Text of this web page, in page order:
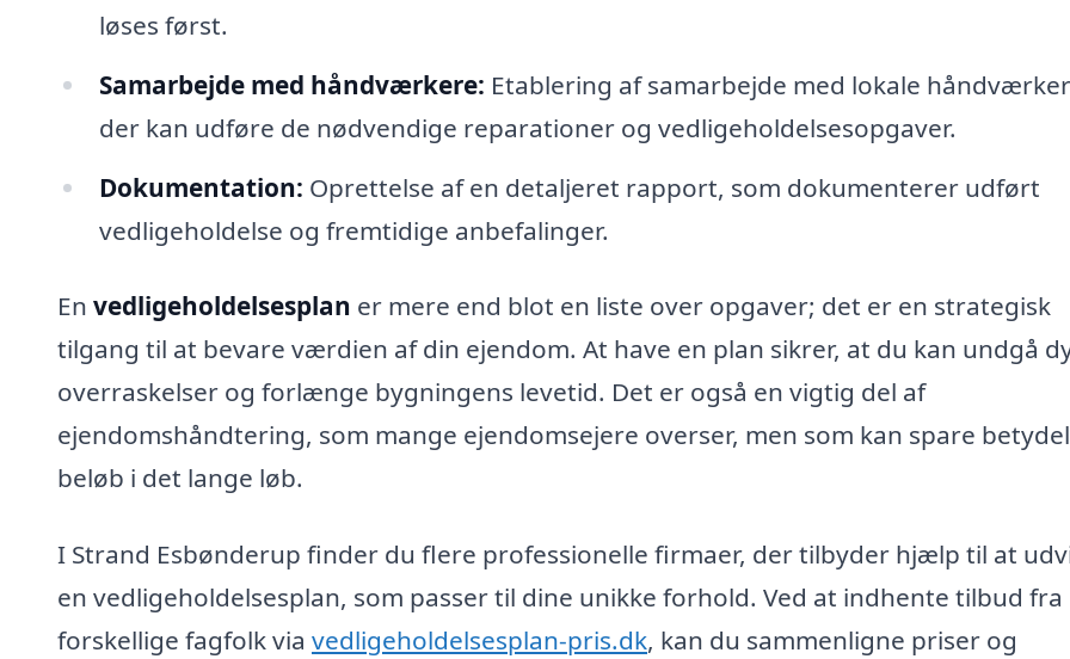
løses først.
Samarbejde med håndværkere: Etablering af samarbejde med lokale
der kan udføre de nødvendige reparationer og vedligeholdelsesopgaver.
Dokumentation: Oprettelse af en detaljeret rapport, som dokumenterer udført
vedligeholdelse og fremtidige anbefalinger.
En vedligeholdelsesplan er mere end blot en liste over opgaver; det er en strategisk
tilgang til at bevare værdien af din ejendom. At have en plan sikrer, at du kan undgå
overraskelser og forlænge bygningens levetid. Det er også en vigtig del af
ejendomshåndtering, som mange ejendomsejere overser, men som kan spare
beløb i det lange løb.
I Strand Esbønderup finder du flere professionelle firmaer, der tilbyder hjælp til at
en vedligeholdelsesplan, som passer til dine unikke forhold. Ved at indhente tilbud fra
forskellige fagfolk via vedligeholdelsesplan-pris.dk, kan du sammenligne priser og